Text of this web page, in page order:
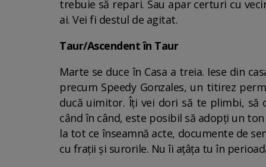
trebuie să repari. Sau apar certuri cu
ai. Vei fi destul de agitat.
Taur/Ascendent în Taur
Marte se duce în Casa a treia. Iese din
precum Speedy Gonzales, un titirez
ducă uimitor. Îți vei dori să te plimbi, să
când în când, este posibil să adopți un
la tot ce înseamnă acte, documente de
cu frații și surorile. Nu îi ațâța tu în